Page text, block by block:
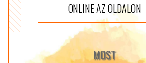
ONLINE AZ OLDALON
MOST